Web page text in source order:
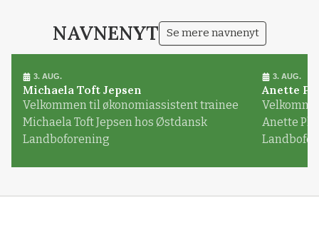
NAVNENYT Se mere navnenyt
3. AUG.
Michaela Toft Jepsen
Velkommen til økonomiassistent trainee
Michaela Toft Jepsen hos Østdansk
Landboforening
3. AUG.
Anette
Anette